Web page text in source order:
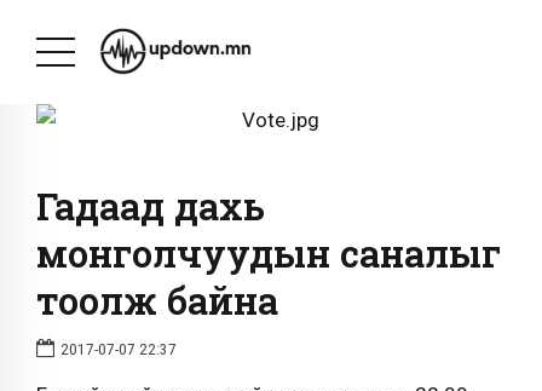
Гадаад дахь
монголчуудын саналыг
тоолж байна
2017-07-07 22:37